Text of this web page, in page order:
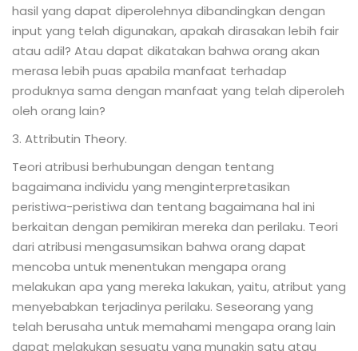
hasil yang dapat diperolehnya dibandingkan dengan
input yang telah digunakan, apakah dirasakan lebih fair
atau adil? Atau dapat dikatakan bahwa orang akan
merasa lebih puas apabila manfaat terhadap
produknya sama dengan manfaat yang telah diperoleh
oleh orang lain?
3. Attributin Theory.
Teori atribusi berhubungan dengan tentang
bagaimana individu yang menginterpretasikan
peristiwa-peristiwa dan tentang bagaimana hal ini
berkaitan dengan pemikiran mereka dan perilaku. Teori
dari atribusi mengasumsikan bahwa orang dapat
mencoba untuk menentukan mengapa orang
melakukan apa yang mereka lakukan, yaitu, atribut yang
menyebabkan terjadinya perilaku. Seseorang yang
telah berusaha untuk memahami mengapa orang lain
dapat melakukan sesuatu yang mungkin satu atau